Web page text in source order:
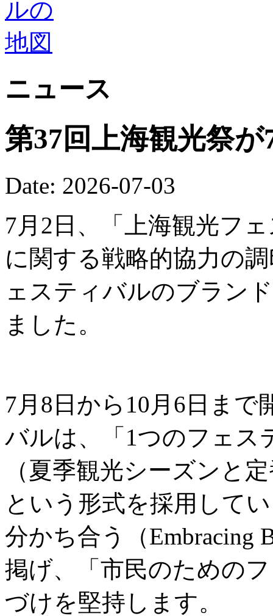
ニュース
第37回上海観光祭
Date: 2026-07-03
7月2日、「上海観光フ
に関する戦略的協力の
ェスティバルのブラン
ました。
7月8日から10月6日ま
バルは、「1つのフェス
（夏季観光シーズンと
という形式を採用して
分かち合う（Embracing
掲げ、「市民のための
づけを堅持します。